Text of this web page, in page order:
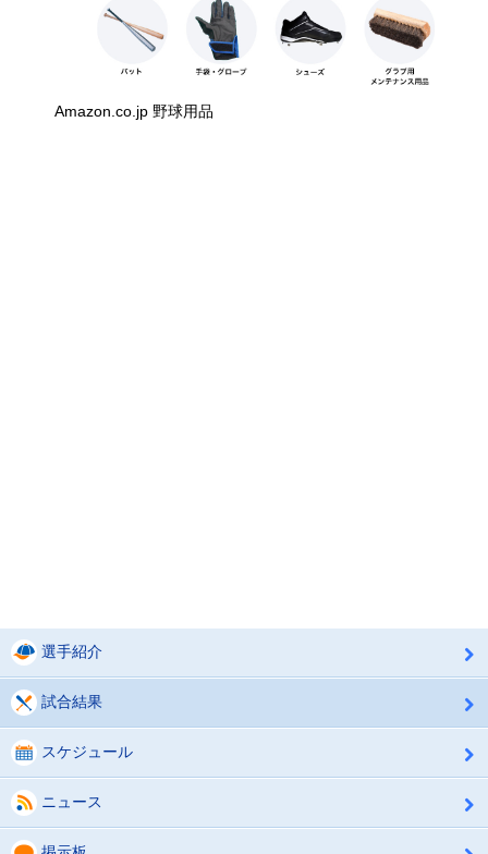
Amazon.co.jp 野球用品
選手紹介
試合結果
スケジュール
ニュース